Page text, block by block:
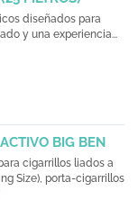
diseñados para
y una experiencia...
BIG BEN
cigarrillos liados a
Size), porta-cigarrillos